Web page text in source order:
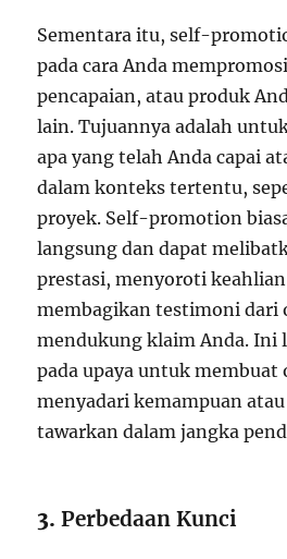
Sementara itu, self-
pada cara Anda
pencapaian, atau produk
lain. Tujuannya adalah
apa yang telah Anda capai
dalam konteks tertentu,
proyek. Self-promotion
langsung dan dapat
prestasi, menyoroti
membagikan testimoni dari
mendukung klaim Anda. Ini
pada upaya untuk membuat
menyadari kemampuan
tawarkan dalam jangka
3.Perbedaan Kunci